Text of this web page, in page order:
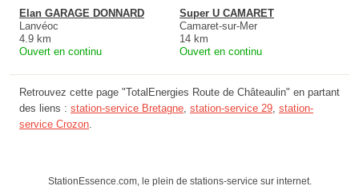
Elan GARAGE DONNARD
Lanvéoc
4.9 km
Ouvert en continu
Super U CAMARET
Camaret-sur-Mer
14 km
Ouvert en continu
Retrouvez cette page "TotalEnergies Route de Châteaulin" en partant
des liens : station-service Bretagne, station-service 29, station-
service Crozon.
StationEssence.com, le plein de stations-service sur internet.